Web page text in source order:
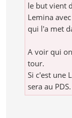
le but vient
Lemina
qui l'a met
A voir qui
tour.
Si c'est une
sera au PDS.